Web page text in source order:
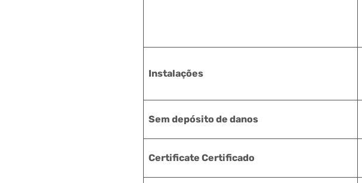
Instalações
Sem depósito de danos
Certificate Certificado